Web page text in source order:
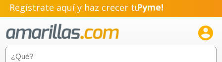
Regístrate aquí y haz crecer tuPyme!
Emprendimiento!
